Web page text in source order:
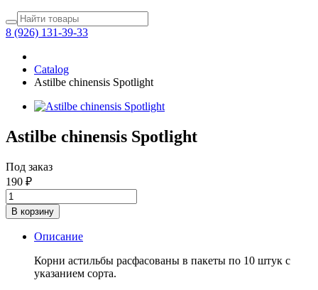
8 (926) 131-39-33
Catalog
Astilbe chinensis Spotlight
Astilbe chinensis Spotlight
Под заказ
190 ₽
В корзину
Описание
Корни астильбы расфасованы в пакеты по 10 штук с
указанием сорта.